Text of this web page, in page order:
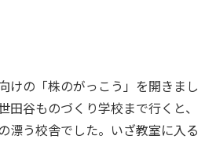
けの「株のがっこう」を開きまし
田谷ものづくり学校まで行くと、
漂う校舎でした。いざ教室に入る